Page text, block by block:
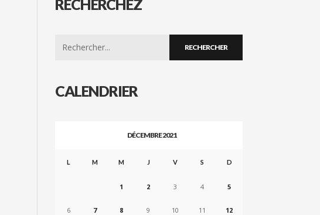
RECHERCHEZ
CALENDRIER
DÉCEMBRE 2021
L M M J V S D
1 2 3 4 5
6 7 8 9 10 11 12